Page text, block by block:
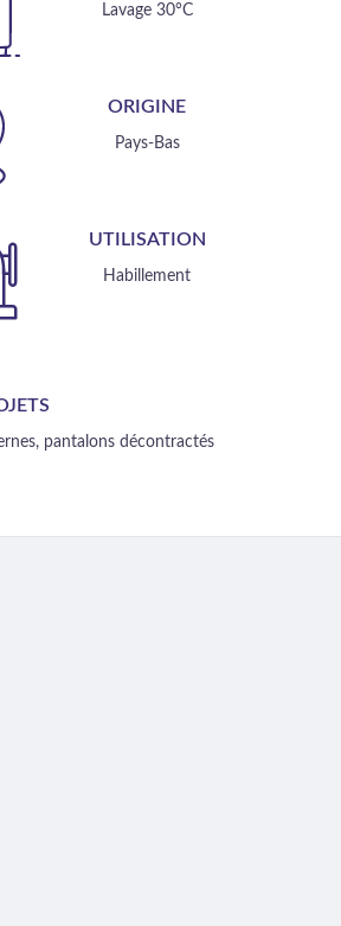
Lavage 30°C
ORIGINE
Pays-Bas
UTILISATION
Habillement
pantalons décontractés